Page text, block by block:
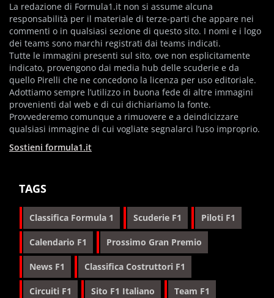
La redazione di Formula1.it non si assume alcuna
responsabilità per il materiale di terze-parti che appare nei
commenti o in qualsiasi sezione di questo sito. I nomi e i logo
dei teams sono marchi registrati dai teams indicati.
Tutte le immagini presenti sul sito, ove non esplicitamente
indicato, provengono dai media hub delle scuderie e da
quello Pirelli che ne concedono la licenza per uso editoriale.
Adottiamo sempre l’utilizzo in buona fede di altre immagini
provenienti dal web e di cui dichiariamo la fonte.
Provvederemo comunque a rimuovere e a deindicizzare
qualsiasi immagine di cui vogliate segnalarci l’uso improprio.
Sostieni formula1.it
TAGS
Classifica Formula 1 Scuderie F1 Piloti F1
Calendario F1 Prossimo Gran Premio
News F1 Classifica Costruttori F1
Circuiti F1 Sito F1 Italiano Team F1